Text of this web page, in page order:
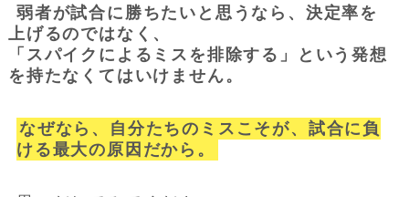
弱者が試合に勝ちたいと思うなら、決定率を
上げるのではなく、
「スパイクによるミスを排除する」という発想
を持たなくてはいけません。
なぜなら、自分たちのミスこそが、試合に負
ける最大の原因だから。